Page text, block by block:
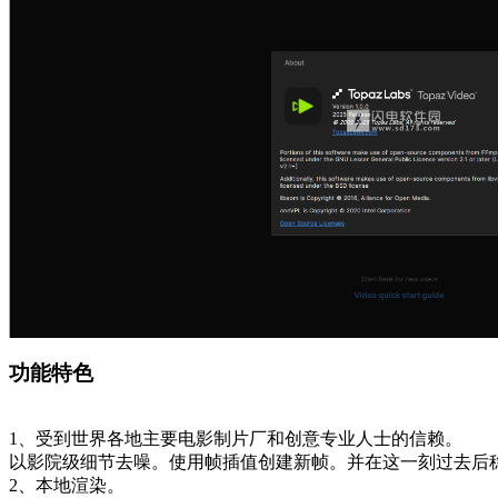
功能特色
1、受到世界各地主要电影制片厂和创意专业人士的信赖。
以影院级细节去噪。使用帧插值创建新帧。并在这一刻过去后
2、本地渲染。